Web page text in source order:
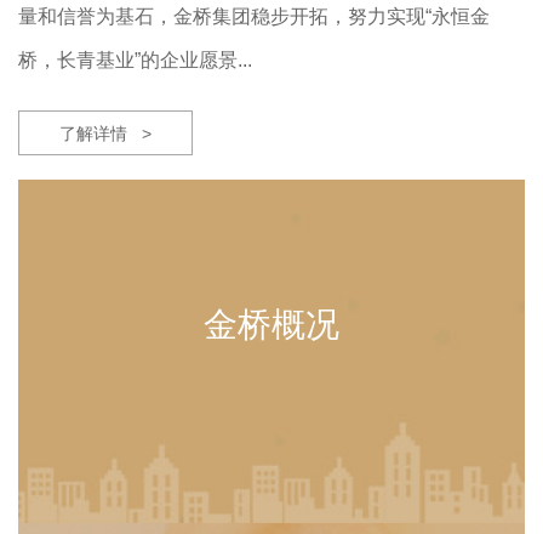
量和信誉为基石，金桥集团稳步开拓，努力实现“永恒金
桥，长青基业”的企业愿景...
了解详情 >
金桥概况